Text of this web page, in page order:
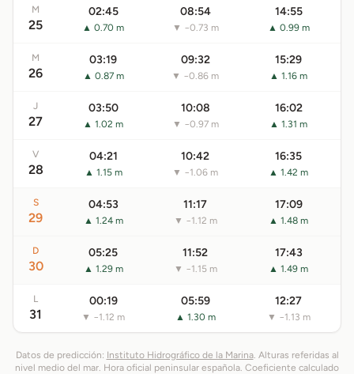
M
25
02:45
▲ 0.70 m
08:54
▼ −0.73 m
14:55
▲ 0.99 m
M
26
03:19
▲ 0.87 m
09:32
▼ −0.86 m
15:29
▲ 1.16 m
J
27
03:50
▲ 1.02 m
10:08
▼ −0.97 m
16:02
▲ 1.31 m
V
28
04:21
▲ 1.15 m
10:42
▼ −1.06 m
16:35
▲ 1.42 m
S
29
04:53
▲ 1.24 m
11:17
▼ −1.12 m
17:09
▲ 1.48 m
D
30
05:25
▲ 1.29 m
11:52
▼ −1.15 m
17:43
▲ 1.49 m
L
31
00:19
▼ −1.12 m
05:59
▲ 1.30 m
12:27
▼ −1.13 m
Datos de predicción: Instituto Hidrográfico de la Marina. Alturas referidas al
nivel medio del mar. Hora oficial peninsular española. Coeficiente calculado